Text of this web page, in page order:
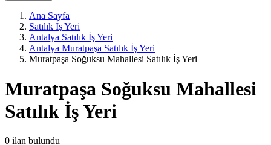
Ana Sayfa
Satılık İş Yeri
Antalya Satılık İş Yeri
Antalya Muratpaşa Satılık İş Yeri
Muratpaşa Soğuksu Mahallesi Satılık İş Yeri
Muratpaşa Soğuksu Mahallesi
Satılık İş Yeri
0 ilan bulundu